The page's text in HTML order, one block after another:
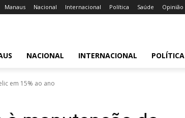
Manaus Nacional Internacional Política Saúde Opinião
NACIONAL INTERNACIONAL POLÍTICA
em 15% ao ano